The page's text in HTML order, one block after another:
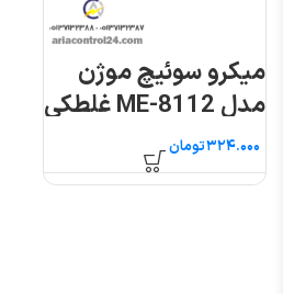
میکرو سوئیچ موژن
مدل ME-8112 غلطکی
فشاریتومان